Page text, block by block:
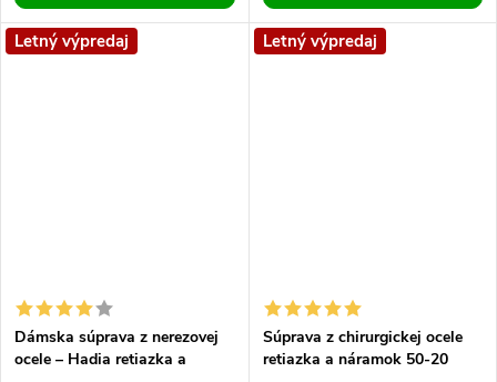
Letný výpredaj
Dámska súprava z nerezovej
ocele – Hadia retiazka a
Letný výpredaj
Súprava z chirurgickej ocele
retiazka a náramok 50-20